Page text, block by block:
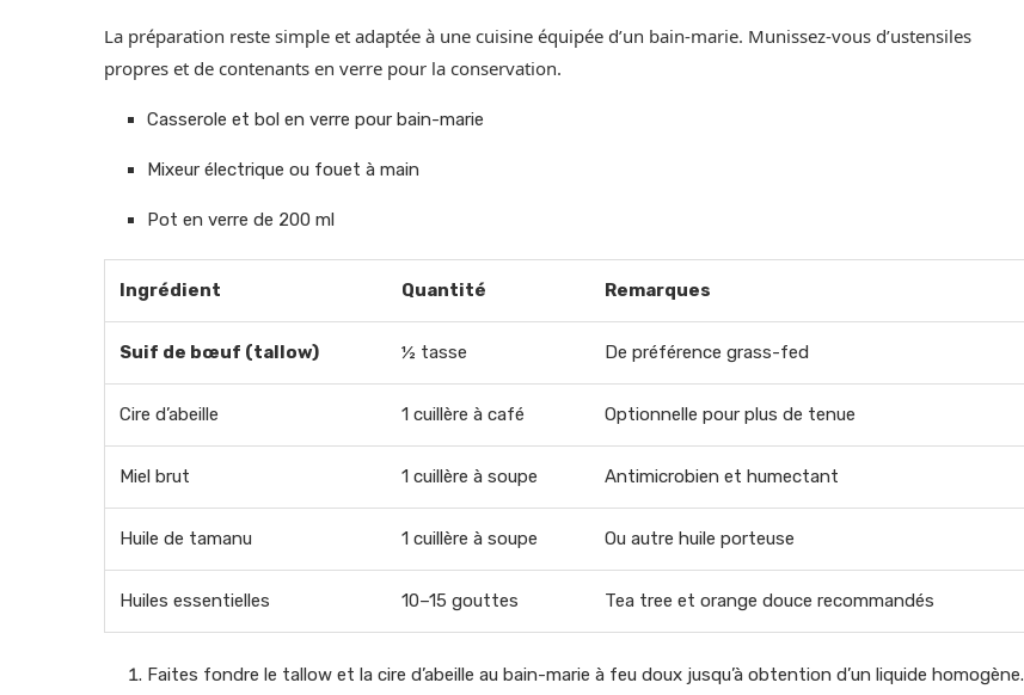
La préparation reste simple et adaptée à une cuisine équipée d’un bain-marie. Munissez-vous d’ustensiles
propres et de contenants en verre pour la conservation.
Casserole et bol en verre pour bain-marie
Mixeur électrique ou fouet à main
Pot en verre de 200 ml
Ingrédient Quantité Remarques
Suif de bœuf (tallow) ½ tasse De préférence grass-fed
Cire d’abeille 1 cuillère à café Optionnelle pour plus de tenue
Miel brut 1 cuillère à soupe Antimicrobien et humectant
Huile de tamanu 1 cuillère à soupe Ou autre huile porteuse
Huiles essentielles 10–15 gouttes Tea tree et orange douce recommandés
Faites fondre le tallow et la cire d’abeille au bain-marie à feu doux jusqu’à obtention d’un liquide homogène.